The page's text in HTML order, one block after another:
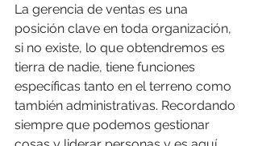
La gerencia de ventas es una
posición clave en toda organización,
si no existe, lo que obtendremos es
tierra de nadie, tiene funciones
específicas tanto en el terreno como
también administrativas. Recordando
siempre que podemos gestionar